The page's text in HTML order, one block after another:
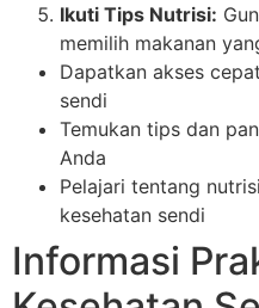
Ikuti Tips Nutrisi:
memilih makanan
Dapatkan akses
sendi
Temukan tips dan
Anda
Pelajari tentang
kesehatan sendi
Informasi